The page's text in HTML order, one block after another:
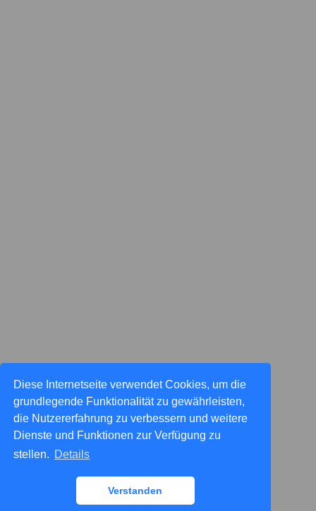
Diese Internetseite verwendet Cookies, um die
grundlegende Funktionalität zu gewährleisten,
die Nutzererfahrung zu verbessern und weitere
Dienste und Funktionen zur Verfügung zu
stellen. Details
Verstanden